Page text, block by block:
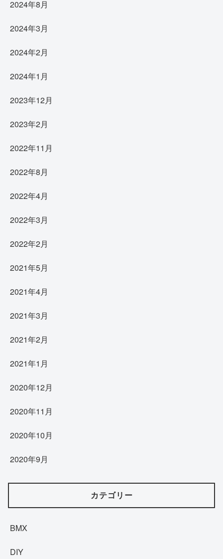
2024年8月
2024年3月
2024年2月
2024年1月
2023年12月
2023年2月
2022年11月
2022年8月
2022年4月
2022年3月
2022年2月
2021年5月
2021年4月
2021年3月
2021年2月
2021年1月
2020年12月
2020年11月
2020年10月
2020年9月
カテゴリー
BMX
DIY